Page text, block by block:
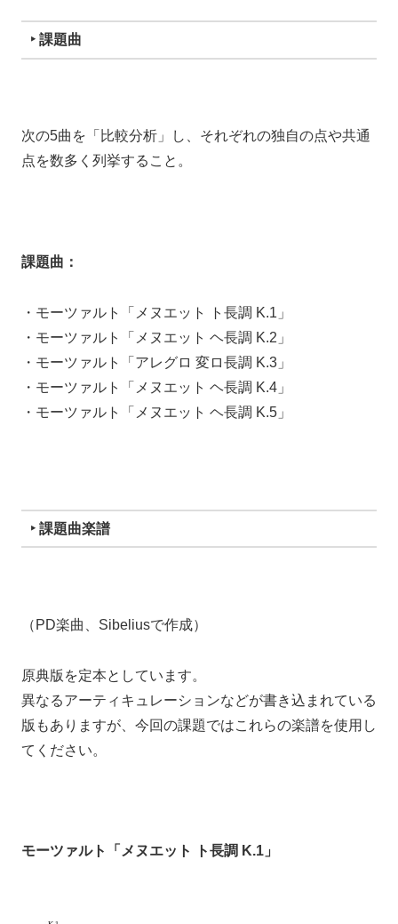
‣ 課題曲
次の5曲を「比較分析」し、それぞれの独自の点や共通
点を数多く列挙すること。
課題曲：
・モーツァルト「メヌエット ト長調 K.1」
・モーツァルト「メヌエット ヘ長調 K.2」
・モーツァルト「アレグロ 変ロ長調 K.3」
・モーツァルト「メヌエット ヘ長調 K.4」
・モーツァルト「メヌエット ヘ長調 K.5」
‣ 課題曲楽譜
（PD楽曲、Sibeliusで作成）
原典版を定本としています。
異なるアーティキュレーションなどが書き込まれている
版もありますが、今回の課題ではこれらの楽譜を使用し
てください。
モーツァルト「メヌエット ト長調 K.1」